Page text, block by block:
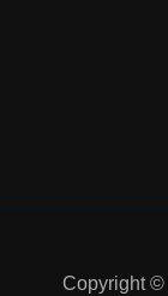
Copyright ©